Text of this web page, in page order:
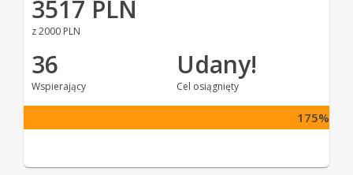
3517 PLN
z 2000 PLN
36
Wspierający
Udany!
Cel osiągnięty
175%